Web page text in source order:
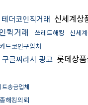
테더코인직거래 신세계상
퀵거래 쓰레드해킹 신세
드코인구입처
구글찌라시 광고 롯데상
트송금업체
해킹의뢰